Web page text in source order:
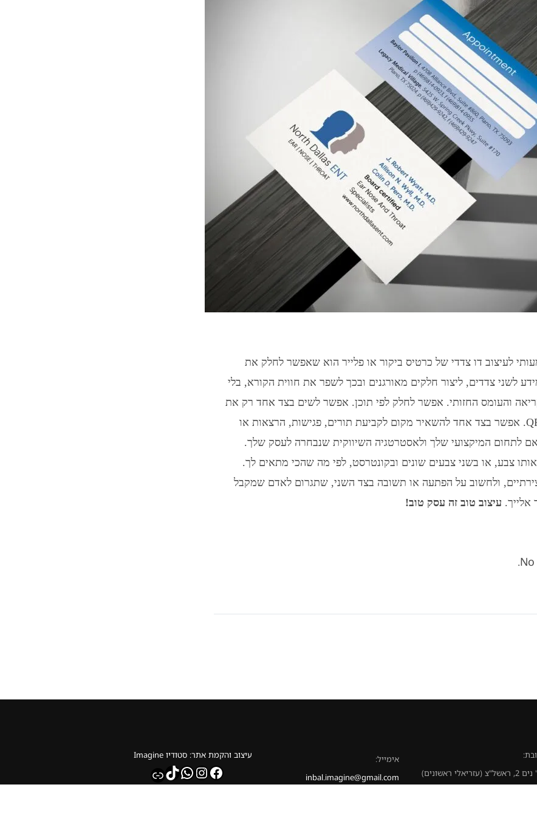
לעיצוב דו צדדי של כרטיס ביקור או פלייר הוא שאפשר לחלק את
לשני צדדים, ליצור חלקים מאורגנים ובכך לשפר את חווית הקורא, בלי
והעומס החזותי. אפשר לחלק לפי תוכן. אפשר לשים בצד אחד רק את
הלוגו. או קוד QR. אפשר בצד אחד להשאיר מקום לקביעת תורים, פגישות, הרצאות או
לתחום המיקצועי שלך ולאסטרטגיה השיווקית שנבחרה לעסק שלך.
צבע, או בשני צבעים שונים ובקונטרסט, לפי מה שהכי מתאים לך.
ולחשוב על הפתעה או תשובה בצד השני, שתגרום לאדם שמקבל
אלייך. עיצוב טוב זה עסק טוב!
No
עיצוב והקמת אתר: סטודיו Imagine
Facebook
Instagram
whatsapp
TikTok
Link
אימייל:
inbal.imagine@gmail.com
(עזריאלי ראשונים)